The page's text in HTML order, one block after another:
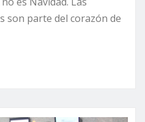
son parte del corazón de